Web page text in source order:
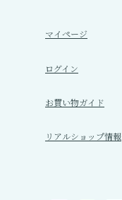
マイページ
ログイン
お買い物ガイド
リアルショップ情報